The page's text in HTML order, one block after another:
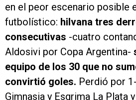
en el peor escenario posible
futbolístico: hilvana tres
consecutivas -cuatro
Aldosivi por Copa Argentina-
equipo de los 30 que no
convirtió goles. Perdió por
Gimnasia y Esgrima La Plata